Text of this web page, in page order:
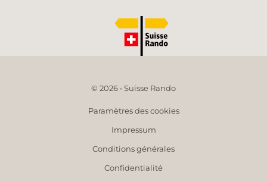
© 2026 • Suisse Rando
Paramètres des cookies
Impressum
Conditions générales
Confidentialité